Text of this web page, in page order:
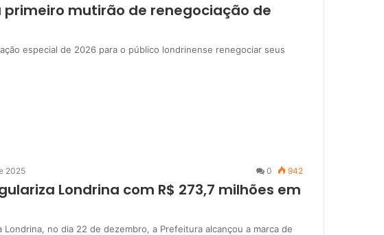
primeiro mutirão de renegociação de
especial de 2026 para o público londrinense renegociar seus
2025 0 942
Londrina com R$ 273,7 milhões em
Londrina, no dia 22 de dezembro, a Prefeitura alcançou a marca de